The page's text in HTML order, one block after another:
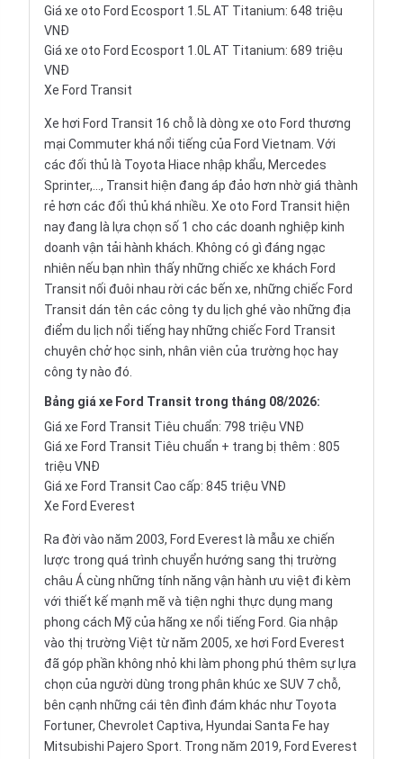
Giá xe oto Ford Ecosport 1.5L AT Titanium: 648 triệu
VNĐ
Giá xe oto Ford Ecosport 1.0L AT Titanium: 689 triệu
VNĐ
Xe Ford Transit
Xe hơi Ford Transit 16 chỗ là dòng xe oto Ford thương
mại Commuter khá nổi tiếng của Ford Vietnam. Với
các đối thủ là Toyota Hiace nhập khẩu, Mercedes
Sprinter,..., Transit hiện đang áp đảo hơn nhờ giá thành
rẻ hơn các đối thủ khá nhiều. Xe oto Ford Transit hiện
nay đang là lựa chọn số 1 cho các doanh nghiệp kinh
doanh vận tải hành khách. Không có gì đáng ngạc
nhiên nếu bạn nhìn thấy những chiếc xe khách Ford
Transit nối đuôi nhau rời các bến xe, những chiếc Ford
Transit dán tên các công ty du lịch ghé vào những địa
điểm du lịch nổi tiếng hay những chiếc Ford Transit
chuyên chở học sinh, nhân viên của trường học hay
công ty nào đó.
Bảng giá xe Ford Transit trong tháng 08/2026:
Giá xe Ford Transit Tiêu chuẩn: 798 triệu VNĐ
Giá xe Ford Transit Tiêu chuẩn + trang bị thêm : 805
triệu VNĐ
Giá xe Ford Transit Cao cấp: 845 triệu VNĐ
Xe Ford Everest
Ra đời vào năm 2003, Ford Everest là mẫu xe chiến
lược trong quá trình chuyển hướng sang thị trường
châu Á cùng những tính năng vận hành ưu việt đi kèm
với thiết kế mạnh mẽ và tiện nghi thực dụng mang
phong cách Mỹ của hãng xe nổi tiếng Ford. Gia nhập
vào thị trường Việt từ năm 2005, xe hơi Ford Everest
đã góp phần không nhỏ khi làm phong phú thêm sự lựa
chọn của người dùng trong phân khúc xe SUV 7 chỗ,
bên cạnh những cái tên đình đám khác như Toyota
Fortuner, Chevrolet Captiva, Hyundai Santa Fe hay
Mitsubishi Pajero Sport. Trong năm 2019, Ford Everest